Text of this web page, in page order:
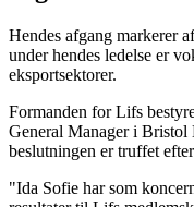
Hendes afgang markerer
under hendes ledelse er
eksportsektorer.
Formanden for Lifs
General Manager i
beslutningen er truffet
"Ida Sofie har som